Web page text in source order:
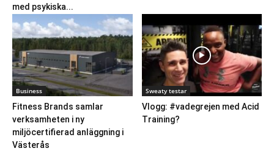
med psykiska...
Business
Fitness Brands samlar
verksamheten i ny
miljöcertifierad anläggning i
Västerås
Sweaty testar
Vlogg: #vadegrejen med Acid
Training?